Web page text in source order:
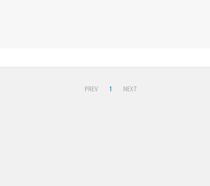
PREV 1 NEXT